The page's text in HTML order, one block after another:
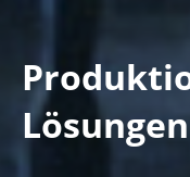
Lösungen